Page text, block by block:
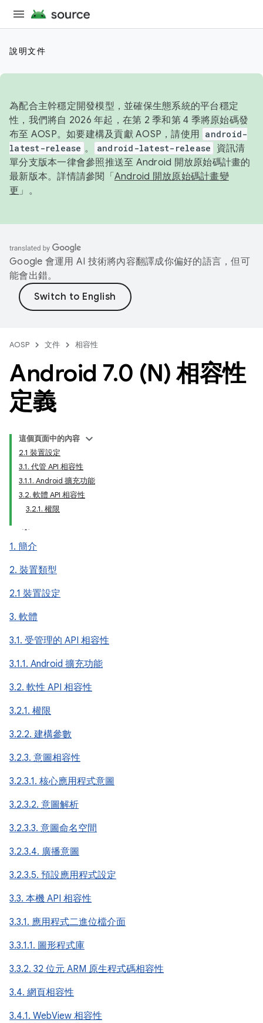
說明文件
為配合主幹穩定開發模型，並確保生態系統的平台穩定
性，我們將自 2026 年起，在第 2 季和第 4 季將原始碼發
布至 AOSP。如要建構及貢獻 AOSP，請使用 android-
latest-release 。 android-latest-release
資訊清
單分支版本一律會參照推送至 Android 開放原始碼計畫的
最新版本。詳情請參閱「 Android 開放原始碼計畫變
更 」。
Google 會運用 AI 技術將內容翻譯成你偏好的語言，但可
能會出錯。
AOSP 文件 相容性
Android 7.0 (N) 相容性
定義
這個頁面中的內容
2.1 裝置設定
3.1. 代管 API 相容性
3.1.1. Android 擴充功能
3.2. 軟體 API 相容性
3.2.1. 權限
1. 簡介
2. 裝置類型
2.1 裝置設定
3. 軟體
3.1. 受管理的 API 相容性
3.1.1. Android 擴充功能
3.2. 軟性 API 相容性
3.2.1. 權限
3.2.2. 建構參數
3.2.3. 意圖相容性
3.2.3.1. 核心應用程式意圖
3.2.3.2. 意圖解析
3.2.3.3. 意圖命名空間
3.2.3.4. 廣播意圖
3.2.3.5. 預設應用程式設定
3.3. 本機 API 相容性
3.3.1. 應用程式二進位檔介面
3.3.1.1. 圖形程式庫
3.3.2. 32 位元 ARM 原生程式碼相容性
3.4. 網頁相容性
3.4.1. WebView 相容性